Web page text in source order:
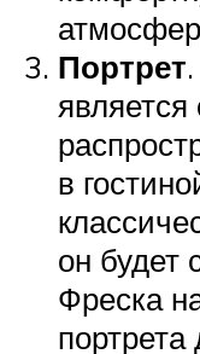
Портрет
в
он будет
Фреска